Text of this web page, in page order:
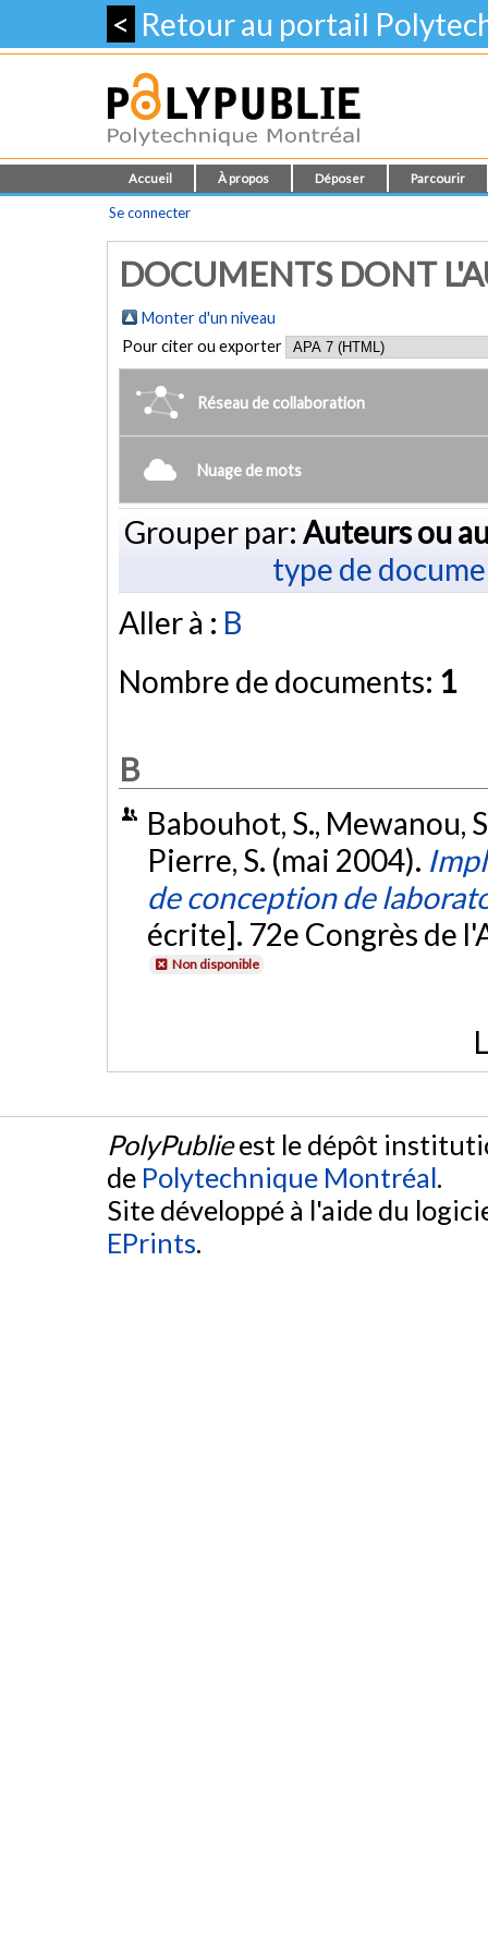
< Retour au portail
Accueil À propos Déposer Parcourir
Se connecter
DOCUMENTS DONT
Monter d'un niveau
Pour citer ou exporter
Réseau de collaboration
Nuage de mots
Grouper par: Auteurs ou
type de
Aller à : B
Nombre de documents: 1
B
Babouhot, S., Mewanou,
Pierre, S. (mai 2004).
de conception de
écrite]. 72e Congrès de
Non disponible
PolyPublieest le dépôt
de Polytechnique Montréal.
Site développé à l'aide du
EPrints.